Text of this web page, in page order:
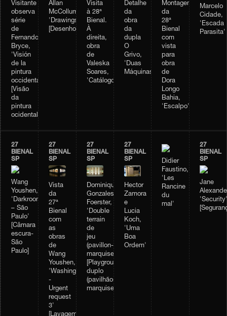
Visitante
observa
série
de
Fernando
Bryce,
'Visión
de la
pintura
occidental'
[Visão
da
pintura
ocidental]
Allan
McCollum,
'Drawings'
[Desenhos]
Visita
à 28ª
Bienal.
À
direita,
obra
de
Valeska
Soares,
'Catálogo'
Detalhe
da
obra
da
dupla
O
Grivo,
'Duas
Máquinas'
Montagem
da
28ª
Bienal
com
vista
para
obra
de
Dora
Longo
Bahia,
'Escalpo'
Marcelo
Cidade,
'Escada
Parasita'
27
BIENAL
SP
Wang
Youshen,
'Darkroom
– São
Paulo'
[Câmara
escura-
São
Paulo]
27
BIENAL
SP
Vista
da
27ª
Bienal
com
as
obras
de
Wang
Youshen,
'Washing
-
Urgent
request
3'
27
BIENAL
SP
Dominique
Gonzales-
Foerster,
'Double
terrain
de
jeu
(pavillon-
marquise)'
[Playground
duplo
(pavilhão-
marquise)]
27
BIENAL
SP
Hector
Zamora
e
Lucia
Koch,
'Uma
Boa
Ordem'
Didier
Faustino,
'Les
Rancine
du
mal'
27
BIENAL
SP
Jane
'Security'